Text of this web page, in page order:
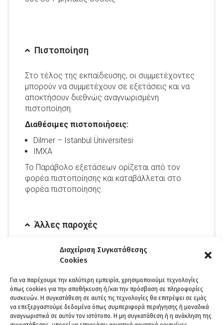
Διαχείριση Συγκατάθεσης
Cookies
Για να παρέχουμε την καλύτερη εμπειρία, χρησιμοποιούμε τεχνολογίες
όπως cookies για την αποθήκευση ή/και την πρόσβαση σε πληροφορίες
συσκευών. Η συγκατάθεση σε αυτές τις τεχνολογίες θα επιτρέψει σε εμάς
να επεξεργαστούμε δεδομένα όπως συμπεριφορά περιήγησης ή μοναδικά
αναγνωριστικά σε αυτόν τον ιστότοπο. Η μη συγκατάθεση ή η ανάκληση της
Πιστοποίηση
Στο τέλος της εκπαίδευσης, οι συμμετέχοντες
μπορούν να συμμετέχουν σε εξετάσεις και να
αποκτήσουν διεθνώς αναγνωρισμένη
πιστοποίηση.
Διαθέσιμες πιστοποιήσεις:
Dilmer – Istanbul Üniversitesi
IMXA
Το Παράβολο εξετάσεων ορίζεται από τον
φορέα πιστοποίησης και καταβάλλεται στο
φορέα πιστοποίησης.
Άλλες παροχές
Πλήρης υποστήριξη
Γραμματειακή
Εκπαιδευτική
Μαγνητοσκόπηση του μαθήματος
Δυνατότητα επιστροφής χρήματων πριν το
δεύτερο μάθημα